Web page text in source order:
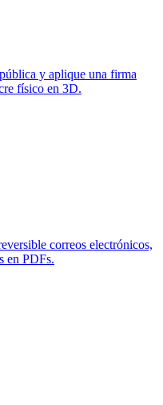
y aplique una firma
físico en 3D.
correos electrónicos,
en PDFs.